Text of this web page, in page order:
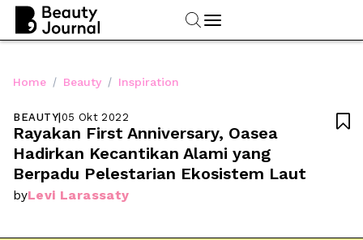
Home / Beauty / Inspiration
BEAUTY|05 Okt 2022
Rayakan First Anniversary, Oasea
Hadirkan Kecantikan Alami yang
Berpadu Pelestarian Ekosistem Laut
byLevi Larassaty
